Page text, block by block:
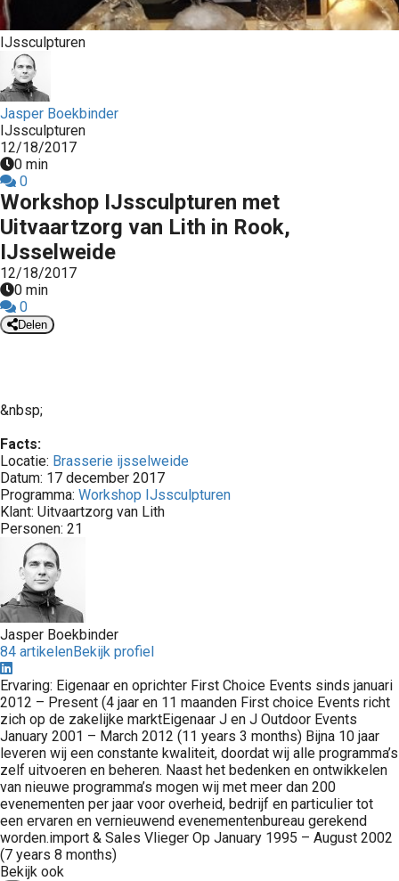
IJssculpturen
Jasper Boekbinder
IJssculpturen
12/18/2017
0 min
0
Workshop IJssculpturen met
Uitvaartzorg van Lith in Rook,
IJsselweide
12/18/2017
0 min
0
Delen
&nbsp;
Facts:
Locatie: Brasserie ijsselweide
Datum: 17 december 2017
Programma: Workshop IJssculpturen
Klant: Uitvaartzorg van Lith
Personen: 21
Jasper Boekbinder
84 artikelenBekijk profiel
Ervaring: Eigenaar en oprichter First Choice Events sinds januari
2012 – Present (4 jaar en 11 maanden First choice Events richt
zich op de zakelijke marktEigenaar J en J Outdoor Events
January 2001 – March 2012 (11 years 3 months) Bijna 10 jaar
leveren wij een constante kwaliteit, doordat wij alle programma’s
zelf uitvoeren en beheren. Naast het bedenken en ontwikkelen
van nieuwe programma’s mogen wij met meer dan 200
evenementen per jaar voor overheid, bedrijf en particulier tot
een ervaren en vernieuwend evenementenbureau gerekend
worden.import & Sales Vlieger Op January 1995 – August 2002
(7 years 8 months)
Bekijk ook
kan de
niet
worden
om
te
over
van
op
de
Hierdoor
website-
van